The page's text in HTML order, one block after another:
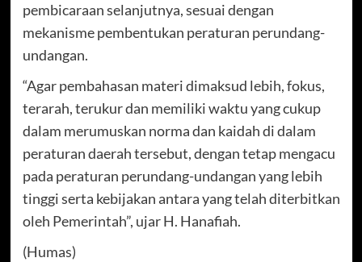
pembicaraan selanjutnya, sesuai dengan
mekanisme pembentukan peraturan perundang-
undangan.
“Agar pembahasan materi dimaksud lebih, fokus,
terarah, terukur dan memiliki waktu yang cukup
dalam merumuskan norma dan kaidah di dalam
peraturan daerah tersebut, dengan tetap mengacu
pada peraturan perundang-undangan yang lebih
tinggi serta kebijakan antara yang telah diterbitkan
oleh Pemerintah”, ujar H. Hanafiah.
(Humas)